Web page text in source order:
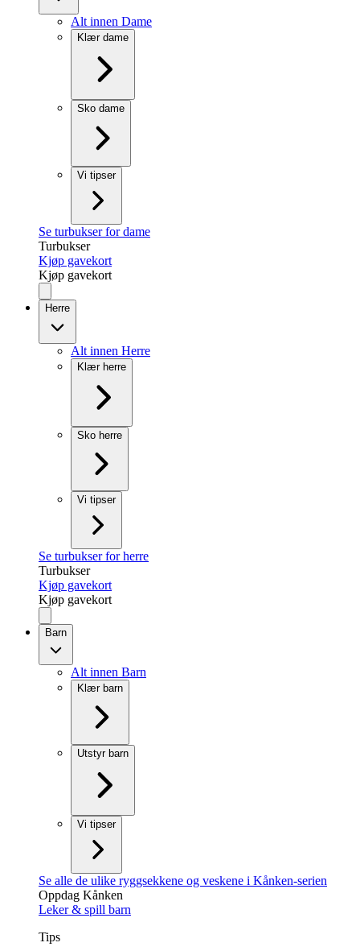
Alt innen Dame
Klær dame
Sko dame
Vi tipser
Se turbukser for dame
Turbukser
Kjøp gavekort
Kjøp gavekort
Herre
Alt innen Herre
Klær herre
Sko herre
Vi tipser
Se turbukser for herre
Turbukser
Kjøp gavekort
Kjøp gavekort
Barn
Alt innen Barn
Klær barn
Utstyr barn
Vi tipser
Se alle de ulike ryggsekkene og veskene i Kånken-serien
Oppdag Kånken
Leker & spill barn
Tips